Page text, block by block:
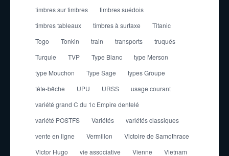
timbres sur timbres
timbres suédois
timbres tableaux
timbres à surtaxe
Titanic
Togo
Tonkin train transports
truqués
Turquie
TVP Type Blanc
type Merson
type Mouchon
Type Sage
types Groupe
tête-bêche
UPU URSS
usage courant
variété grand C du 1c Empire dentelé
variété POSTFS
Variétés
variétés classiques
vente en ligne
Vermillon
Victoire de Samothrace
Victor Hugo
vie associative Vienne
Vietnam